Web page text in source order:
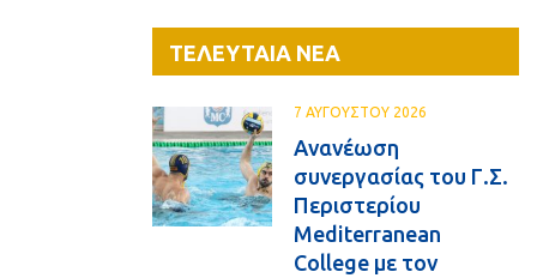
ΤΕΛΕΥΤΑΙΑ ΝΕΑ
7 ΑΥΓΟΥΣΤΟΥ 2026
Ανανέωση
συνεργασίας του Γ.Σ.
Περιστερίου
Mediterranean
College με τον